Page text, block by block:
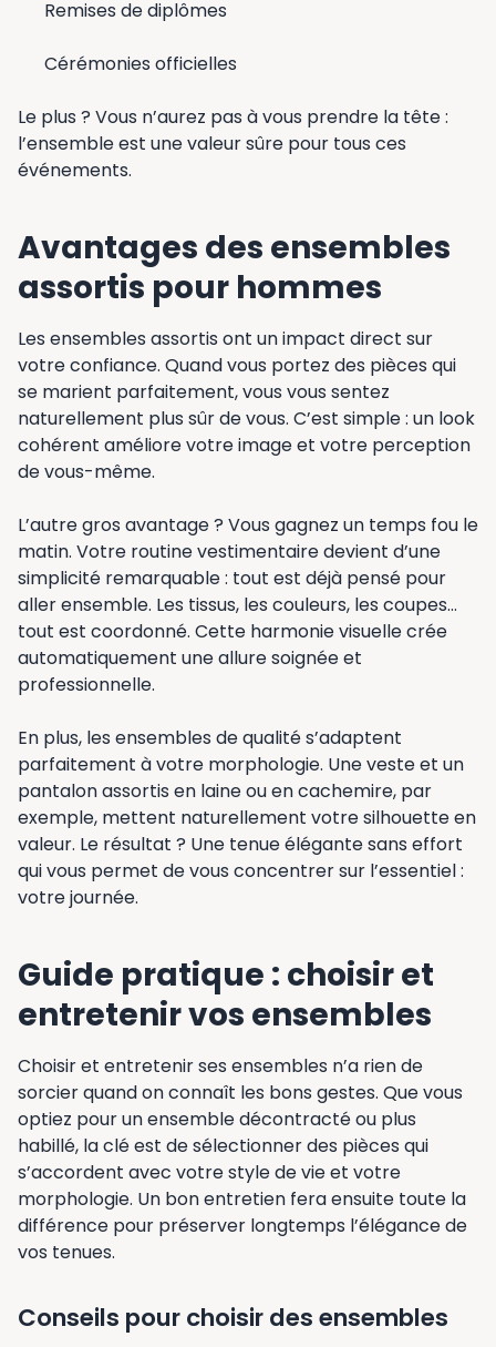
Remises de diplômes
Cérémonies officielles
Le plus ? Vous n’aurez pas à vous prendre la tête :
l’ensemble est une valeur sûre pour tous ces
événements.
Avantages des ensembles
assortis pour hommes
Les ensembles assortis ont un impact direct sur
votre confiance. Quand vous portez des pièces qui
se marient parfaitement, vous vous sentez
naturellement plus sûr de vous. C’est simple : un look
cohérent améliore votre image et votre perception
de vous-même.
L’autre gros avantage ? Vous gagnez un temps fou le
matin. Votre routine vestimentaire devient d’une
simplicité remarquable : tout est déjà pensé pour
aller ensemble. Les tissus, les couleurs, les coupes…
tout est coordonné. Cette harmonie visuelle crée
automatiquement une allure soignée et
professionnelle.
En plus, les ensembles de qualité s’adaptent
parfaitement à votre morphologie. Une veste et un
pantalon assortis en laine ou en cachemire, par
exemple, mettent naturellement votre silhouette en
valeur. Le résultat ? Une tenue élégante sans effort
qui vous permet de vous concentrer sur l’essentiel :
votre journée.
Guide pratique : choisir et
entretenir vos ensembles
Choisir et entretenir ses ensembles n’a rien de
sorcier quand on connaît les bons gestes. Que vous
optiez pour un ensemble décontracté ou plus
habillé, la clé est de sélectionner des pièces qui
s’accordent avec votre style de vie et votre
morphologie. Un bon entretien fera ensuite toute la
différence pour préserver longtemps l’élégance de
vos tenues.
Conseils pour choisir des ensembles